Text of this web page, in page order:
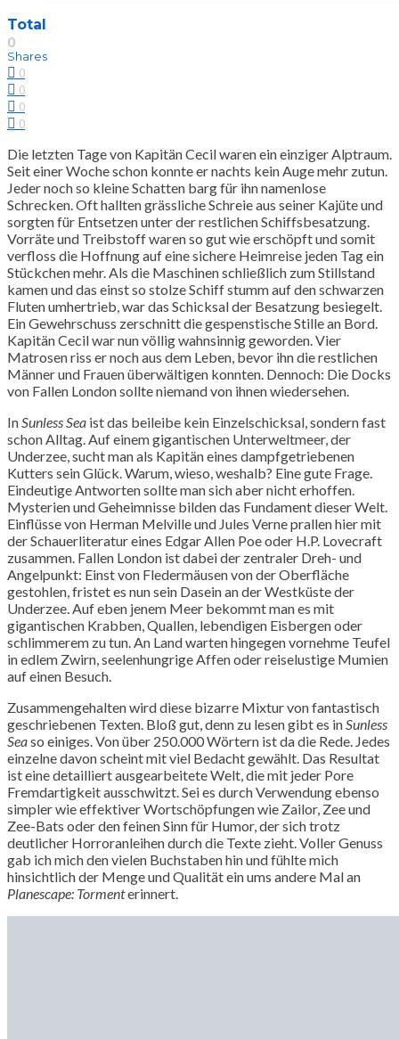
Total
0
Shares
0
0
0
0
Die letzten Tage von Kapitän Cecil waren ein einziger Alptraum.
Seit einer Woche schon konnte er nachts kein Auge mehr zutun.
Jeder noch so kleine Schatten barg für ihn namenlose
Schrecken. Oft hallten grässliche Schreie aus seiner Kajüte und
sorgten für Entsetzen unter der restlichen Schiffsbesatzung.
Vorräte und Treibstoff waren so gut wie erschöpft und somit
verfloss die Hoffnung auf eine sichere Heimreise jeden Tag ein
Stückchen mehr. Als die Maschinen schließlich zum Stillstand
kamen und das einst so stolze Schiff stumm auf den schwarzen
Fluten umhertrieb, war das Schicksal der Besatzung besiegelt.
Ein Gewehrschuss zerschnitt die gespenstische Stille an Bord.
Kapitän Cecil war nun völlig wahnsinnig geworden. Vier
Matrosen riss er noch aus dem Leben, bevor ihn die restlichen
Männer und Frauen überwältigen konnten. Dennoch: Die Docks
von Fallen London sollte niemand von ihnen wiedersehen.
In Sunless Sea ist das beileibe kein Einzelschicksal, sondern fast
schon Alltag. Auf einem gigantischen Unterweltmeer, der
Underzee, sucht man als Kapitän eines dampfgetriebenen
Kutters sein Glück. Warum, wieso, weshalb? Eine gute Frage.
Eindeutige Antworten sollte man sich aber nicht erhoffen.
Mysterien und Geheimnisse bilden das Fundament dieser Welt.
Einflüsse von Herman Melville und Jules Verne prallen hier mit
der Schauerliteratur eines Edgar Allen Poe oder H.P. Lovecraft
zusammen. Fallen London ist dabei der zentraler Dreh- und
Angelpunkt: Einst von Fledermäusen von der Oberfläche
gestohlen, fristet es nun sein Dasein an der Westküste der
Underzee. Auf eben jenem Meer bekommt man es mit
gigantischen Krabben, Quallen, lebendigen Eisbergen oder
schlimmerem zu tun. An Land warten hingegen vornehme Teufel
in edlem Zwirn, seelenhungrige Affen oder reiselustige Mumien
auf einen Besuch.
Zusammengehalten wird diese bizarre Mixtur von fantastisch
geschriebenen Texten. Bloß gut, denn zu lesen gibt es in Sunless
Seaso einiges. Von über 250.000 Wörtern ist da die Rede. Jedes
einzelne davon scheint mit viel Bedacht gewählt. Das Resultat
ist eine detailliert ausgearbeitete Welt, die mit jeder Pore
Fremdartigkeit ausschwitzt. Sei es durch Verwendung ebenso
simpler wie effektiver Wortschöpfungen wie Zailor, Zee und
Zee-Bats oder den feinen Sinn für Humor, der sich trotz
deutlicher Horroranleihen durch die Texte zieht. Voller Genuss
gab ich mich den vielen Buchstaben hin und fühlte mich
hinsichtlich der Menge und Qualität ein ums andere Mal an
Planescape: Tormenterinnert.